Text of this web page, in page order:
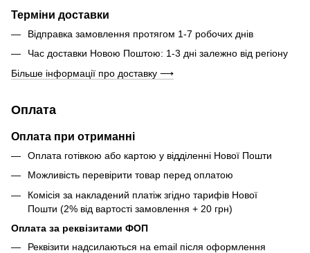
Терміни доставки
Відправка замовлення протягом 1-7 робочих днів
Час доставки Новою Поштою: 1-3 дні залежно від регіону
Більше інформації про доставку ⟶
Оплата
Оплата при отриманні
Оплата готівкою або картою у відділенні Нової Пошти
Можливість перевірити товар перед оплатою
Комісія за накладений платіж згідно тарифів Нової
Пошти (2% від вартості замовлення + 20 грн)
Оплата за реквізитами ФОП
Реквізити надсилаються на email після оформлення